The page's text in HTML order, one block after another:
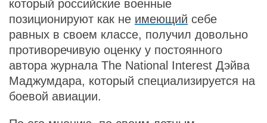
который российские военные
позиционируют как не имеющий себе
равных в своем классе, получил довольно
противоречивую оценку у постоянного
автора журнала The National Interest Дэйва
Маджумдара, который специализируется на
боевой авиации.